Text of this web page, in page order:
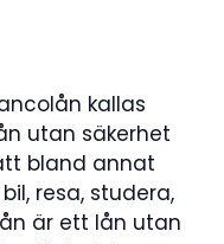
kallas
utan säkerhet
bland annat
resa, studera,
är ett lån utan